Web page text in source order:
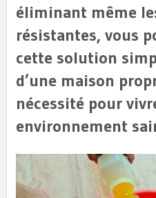
éliminant même
résistantes, vous
cette solution
d’une maison
nécessité pour
environnement